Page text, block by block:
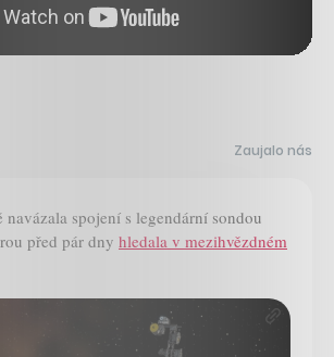
Zaujalo nás
navázala spojení s legendární sondou
před pár dny hledala v mezihvězdném